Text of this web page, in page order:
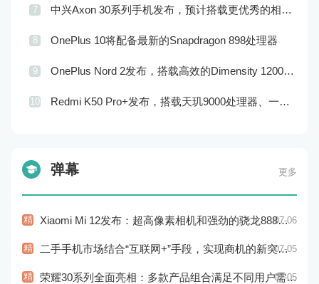
7 中兴Axon 30系列手机发布，预计搭载更优秀的相机系统和处理器
8 OnePlus 10将配备最新的Snapdragon 898处理器
9 OnePlus Nord 2发布，搭载高效的Dimensity 1200-AI处理器和高品质的摄像头
10 Redmi K50 Pro+发布，搭载天玑9000处理器、一亿像素主摄像头和120W快充技术
弹幕 更多
精 Xiaomi Mi 12发布：超高像素相机和强劲的骁龙888处理器07-06
精 二手手机市场结合“互联网+”手段，实现商机的新突破和市场的新拓展07-05
精 荣耀30系列全面亮相：多款产品组合满足不同用户需求！07-05